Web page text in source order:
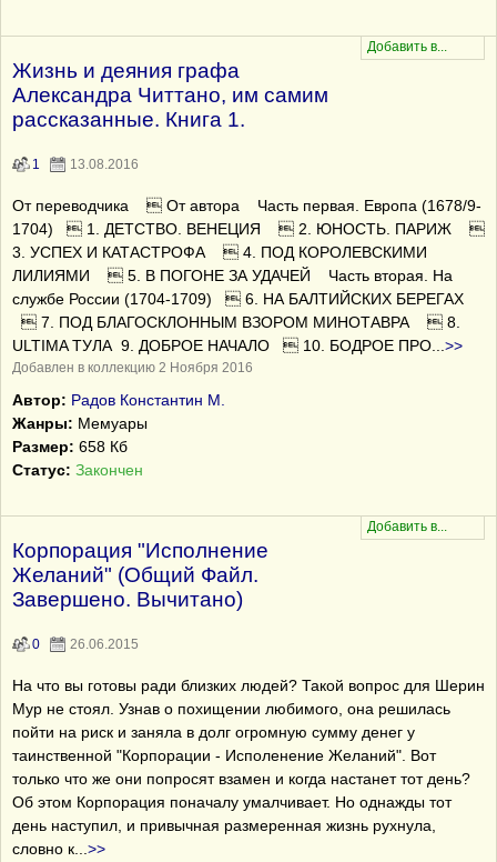
Жизнь и деяния графа
Александра Читтано, им самим
рассказанные. Книга 1.
1 13.08.2016
От переводчика  От автора Часть первая. Европа (1678/9-
1704)  1. ДЕТСТВО. ВЕНЕЦИЯ  2. ЮНОСТЬ. ПАРИЖ 
3. УСПЕХ И КАТАСТРОФА  4. ПОД КОРОЛЕВСКИМИ
ЛИЛИЯМИ  5. В ПОГОНЕ ЗА УДАЧЕЙ Часть вторая. На
службе России (1704-1709)  6. НА БАЛТИЙСКИХ БЕРЕГАХ
 7. ПОД БЛАГОСКЛОННЫМ ВЗОРОМ МИНОТАВРА  8.
ULTIMA ТУЛА 9. ДОБРОЕ НАЧАЛО  10. БОДРОЕ ПРО
>>
Добавлен в коллекцию 2 Ноября 2016
Автор: Радов Константин М.
Жанры: Мемуары
Размер: 658 Кб
Статус: Закончен
Корпорация "Исполнение
Желаний" (Общий Файл.
Завершено. Вычитано)
0 26.06.2015
На что вы готовы ради близких людей? Такой вопрос для Шерин
Мур не стоял. Узнав о похищении любимого, она решилась
пойти на риск и заняла в долг огромную сумму денег у
таинственной "Корпорации - Исполенение Желаний". Вот
только что же они попросят взамен и когда настанет тот день?
Об этом Корпорация поначалу умалчивает. Но однажды тот
день наступил, и привычная размеренная жизнь рухнула,
словно к
>>